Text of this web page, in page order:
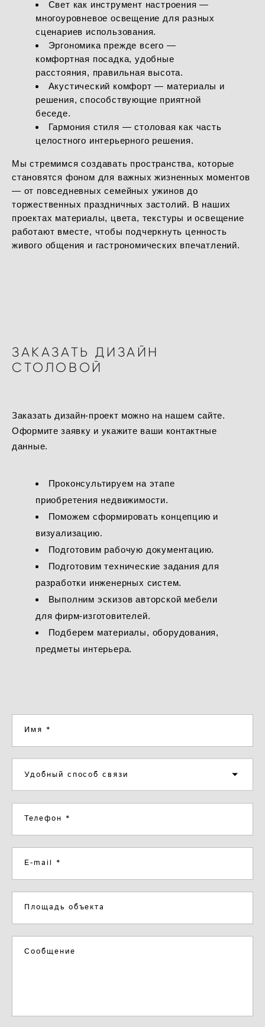
Свет как инструмент настроения —
многоуровневое освещение для разных
сценариев использования.
Эргономика прежде всего —
комфортная посадка, удобные
расстояния, правильная высота.
Акустический комфорт — материалы и
решения, способствующие приятной
беседе.
Гармония стиля — столовая как часть
целостного интерьерного решения.
Мы стремимся создавать пространства, которые
становятся фоном для важных жизненных моментов
— от повседневных семейных ужинов до
торжественных праздничных застолий. В наших
проектах материалы, цвета, текстуры и освещение
работают вместе, чтобы подчеркнуть ценность
живого общения и гастрономических впечатлений.
ЗАКАЗАТЬ ДИЗАЙН
СТОЛОВОЙ
Заказать дизайн-проект можно на нашем сайте.
Оформите заявку и укажите ваши контактные
данные.
Проконсультируем на этапе
приобретения недвижимости.
Поможем сформировать концепцию и
визуализацию.
Подготовим рабочую документацию.
Подготовим технические задания для
разработки инженерных систем.
Выполним эскизов авторской мебели
для фирм-изготовителей.
Подберем материалы, оборудования,
предметы интерьера.
Имя *
Удобный способ связи
Телефон *
E-mail *
Площадь объекта
Сообщение